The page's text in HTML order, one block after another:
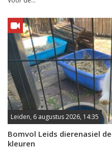
Leiden, 6 augustus 2026, 14:35
Bomvol Leids dierenasiel
kleuren